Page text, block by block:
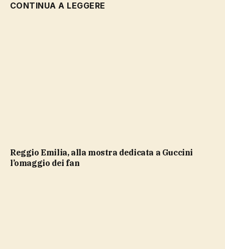
CONTINUA A LEGGERE
Reggio Emilia, alla mostra dedicata a Guccini
l’omaggio dei fan